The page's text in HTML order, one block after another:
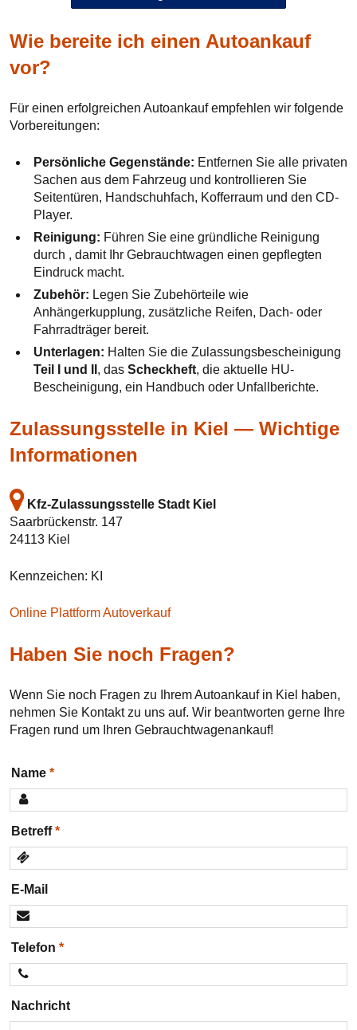
Wie bereite ich einen Autoankauf
vor?
Für einen erfolgreichen Autoankauf empfehlen wir folgende
Vorbereitungen:
Persönliche Gegenstände: Entfernen Sie alle privaten
Sachen aus dem Fahrzeug und kontrollieren Sie
Seitentüren, Handschuhfach, Kofferraum und den CD-
Player.
Reinigung: Führen Sie eine gründliche Reinigung
durch , damit Ihr Gebrauchtwagen einen gepflegten
Eindruck macht.
Zubehör: Legen Sie Zubehörteile wie
Anhängerkupplung, zusätzliche Reifen, Dach- oder
Fahrradträger bereit.
Unterlagen: Halten Sie die Zulassungsbescheinigung
Teil I und II , das Scheckheft, die aktuelle HU-
Bescheinigung, ein Handbuch oder Unfallberichte.
Zulassungsstelle in Kiel — Wichtige
Informationen
Kfz-Zulassungsstelle Stadt Kiel
Saarbrückenstr. 147
24113 Kiel
Kennzeichen: KI
Online Plattform Autoverkauf
Haben Sie noch Fragen?
Wenn Sie noch Fragen zu Ihrem Autoankauf in Kiel haben,
nehmen Sie Kontakt zu uns auf. Wir beantworten gerne Ihre
Fragen rund um Ihren Gebrauchtwagenankauf!
Name
Betreff
E-Mail
Telefon
Nachricht